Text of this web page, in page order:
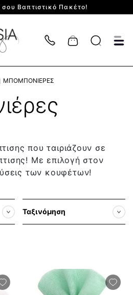
σου Βαπτιστικό Πακέτο!
Cart
ΜΠΟΜΠΟΝΙΈΡΕΣ
που ταιριάζουν σε
Με επιλογή στον
των κουφέτων!
Ταξινόμηση